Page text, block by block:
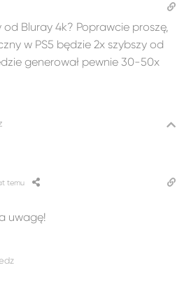
od Bluray 4k? Poprawcie proszę,
w PS5 będzie 2x szybszy od
generował pewnie 30-50x
temu
uwagę!